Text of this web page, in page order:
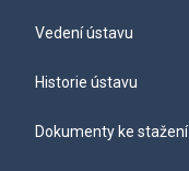
Vedení ústavu
Historie ústavu
Dokumenty ke stažení